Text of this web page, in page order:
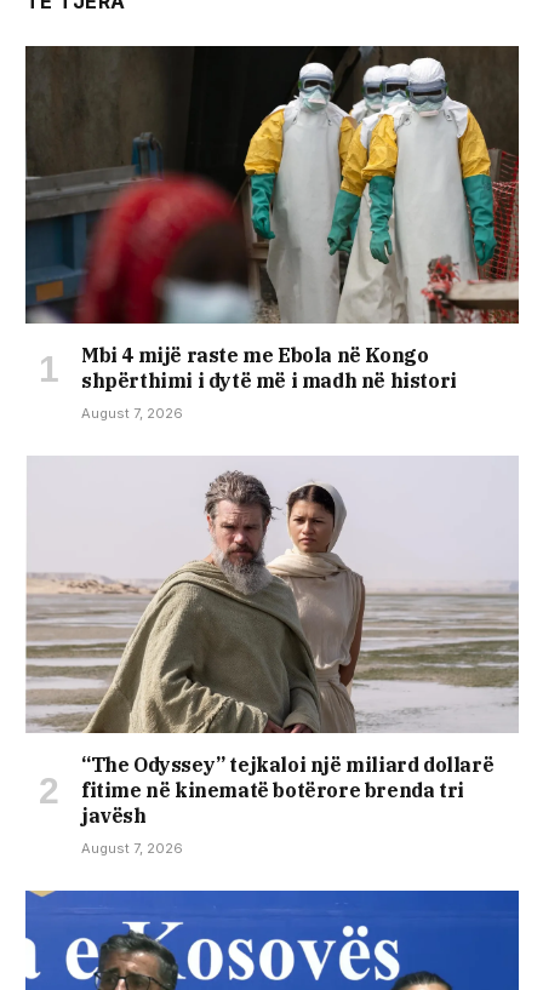
Mbi 4 mijë raste me Ebola në Kongo
shpërthimi i dytë më i madh në histori
August 7, 2026
“The Odyssey” tejkaloi një miliard dollarë
fitime në kinematë botërore brenda tri
javësh
August 7, 2026